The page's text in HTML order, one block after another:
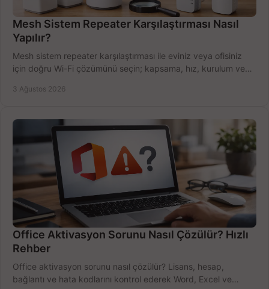
Mesh Sistem Repeater Karşılaştırması Nasıl
Yapılır?
Mesh sistem repeater karşılaştırması ile eviniz veya ofisiniz
için doğru Wi-Fi çözümünü seçin; kapsama, hız, kurulum ve
3 Ağustos 2026
Office Aktivasyon Sorunu Nasıl Çözülür? Hızlı
Rehber
Office aktivasyon sorunu nasıl çözülür? Lisans, hesap,
bağlantı ve hata kodlarını kontrol ederek Word, Excel ve